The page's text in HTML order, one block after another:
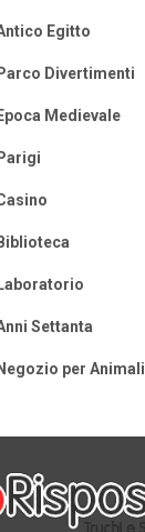
Egitto
Divertimenti
Medievale
Settanta
per Animali